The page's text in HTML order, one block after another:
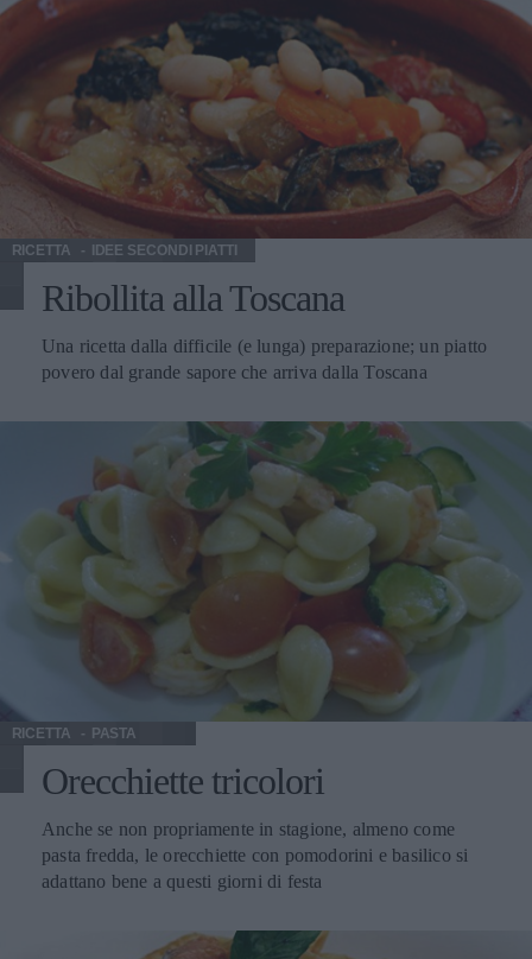
RICETTA IDEE SECONDI PIATTI
Ribollita alla Toscana
Una ricetta dalla difficile (e lunga) preparazione; un piatto
povero dal grande sapore che arriva dalla Toscana
RICETTA PASTA
Orecchiette tricolori
Anche se non propriamente in stagione, almeno come
pasta fredda, le orecchiette con pomodorini e basilico si
adattano bene a questi giorni di festa